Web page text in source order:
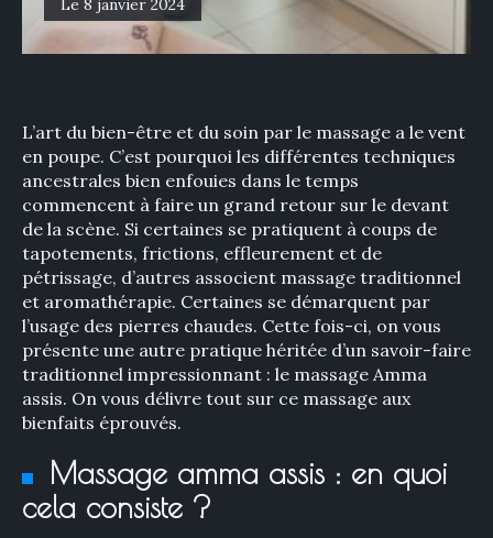
Le 8 janvier 2024
L’art du bien-être et du soin par le massage a le vent
en poupe. C’est pourquoi les différentes techniques
ancestrales bien enfouies dans le temps
commencent à faire un grand retour sur le devant
de la scène. Si certaines se pratiquent à coups de
tapotements, frictions, effleurement et de
pétrissage, d’autres associent massage traditionnel
et aromathérapie. Certaines se démarquent par
l’usage des pierres chaudes. Cette fois-ci, on vous
présente une autre pratique héritée d’un savoir-faire
traditionnel impressionnant : le massage Amma
assis. On vous délivre tout sur ce massage aux
bienfaits éprouvés.
Massage amma assis : en quoi
cela consiste ?